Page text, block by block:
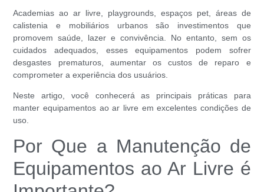
Academias ao ar livre, playgrounds, espaços pet, áreas de
calistenia e mobiliários urbanos são investimentos que
promovem saúde, lazer e convivência. No entanto, sem os
cuidados adequados, esses equipamentos podem sofrer
desgastes prematuros, aumentar os custos de reparo e
comprometer a experiência dos usuários.
Neste artigo, você conhecerá as principais práticas para
manter equipamentos ao ar livre em excelentes condições de
uso.
Por Que a Manutenção de
Equipamentos ao Ar Livre é